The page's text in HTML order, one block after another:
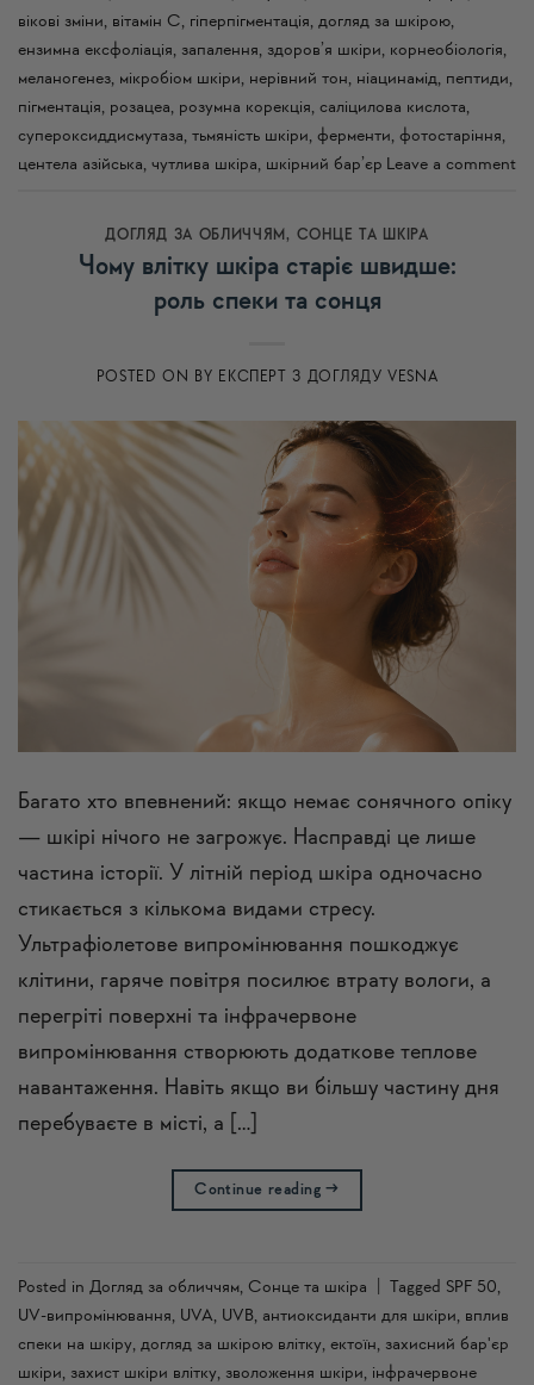
вікові зміни, вітамін C, гіперпігментація, догляд за шкірою,
ензимна ексфоліація, запалення, здоров’я шкіри, корнеобіологія,
меланогенез, мікробіом шкіри, нерівний тон, ніацинамід, пептиди,
пігментація, розацеа, розумна корекція, саліцилова кислота,
супероксиддисмутаза, тьмяність шкіри, ферменти, фотостаріння,
центела азійська, чутлива шкіра, шкірний бар’єр Leave a comment
ДОГЛЯД ЗА ОБЛИЧЧЯМ , СОНЦЕ ТА ШКІРА
Чому влітку шкіра старіє швидше:
роль спеки та сонця
POSTED ON BY ЕКСПЕРТ З ДОГЛЯДУ VESNA
Багато хто впевнений: якщо немає сонячного опіку
— шкірі нічого не загрожує. Насправді це лише
частина історії. У літній період шкіра одночасно
стикається з кількома видами стресу.
Ультрафіолетове випромінювання пошкоджує
клітини, гаряче повітря посилює втрату вологи, а
перегріті поверхні та інфрачервоне
випромінювання створюють додаткове теплове
навантаження. Навіть якщо ви більшу частину дня
перебуваєте в місті, а […]
Continue reading→
Posted in Догляд за обличчям, Сонце та шкіра Tagged SPF 50,
UV-випромінювання, UVA, UVB, антиоксиданти для шкіри, вплив
спеки на шкіру, догляд за шкірою влітку, ектоїн, захисний бар'єр
шкіри, захист шкіри влітку, зволоження шкіри, інфрачервоне